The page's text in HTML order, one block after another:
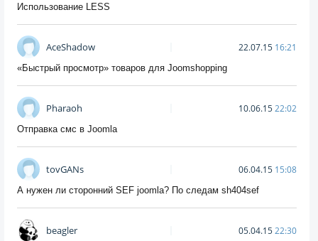
Использование LESS
AceShadow 22.07.15 16:21
«Быстрый просмотр» товаров для Joomshopping
Pharaoh 10.06.1522:02
Отправка смс в Joomla
tovGANs 06.04.15 15:08
А нужен ли сторонний SEF joomla? По следам sh404sef
beagler 05.04.1522:30